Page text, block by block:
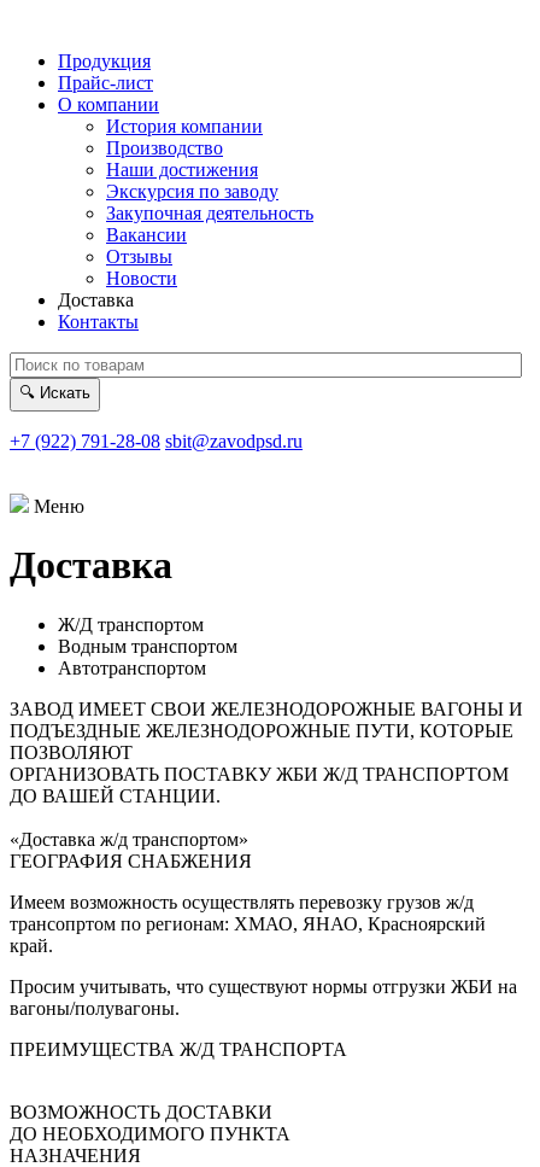
Продукция
Прайс-лист
О компании
История компании
Производство
Наши достижения
Экскурсия по заводу
Закупочная деятельность
Вакансии
Отзывы
Новости
Доставка
Контакты
🔍 Искать
+7 (922) 791-28-08 sbit@zavodpsd.ru
Меню
Доставка
Ж/Д транспортом
Водным транспортом
Автотранспортом
ЗАВОД ИМЕЕТ СВОИ ЖЕЛЕЗНОДОРОЖНЫЕ ВАГОНЫ И
ПОДЪЕЗДНЫЕ ЖЕЛЕЗНОДОРОЖНЫЕ ПУТИ, КОТОРЫЕ
ПОЗВОЛЯЮТ
ОРГАНИЗОВАТЬ ПОСТАВКУ ЖБИ Ж/Д ТРАНСПОРТОМ
ДО ВАШЕЙ СТАНЦИИ.
«Доставка ж/д транспортом»
ГЕОГРАФИЯ СНАБЖЕНИЯ
Имеем возможность осуществлять перевозку грузов ж/д
трансопртом по регионам: ХМАО, ЯНАО, Красноярский
край.
Просим учитывать, что существуют нормы отгрузки ЖБИ на
вагоны/полувагоны.
ПРЕИМУЩЕСТВА Ж/Д ТРАНСПОРТА
ВОЗМОЖНОСТЬ ДОСТАВКИ
ДО НЕОБХОДИМОГО ПУНКТА
НАЗНАЧЕНИЯ